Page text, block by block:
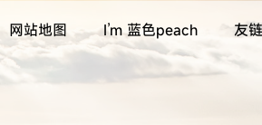
网站地图 I’m 蓝色peach 友链